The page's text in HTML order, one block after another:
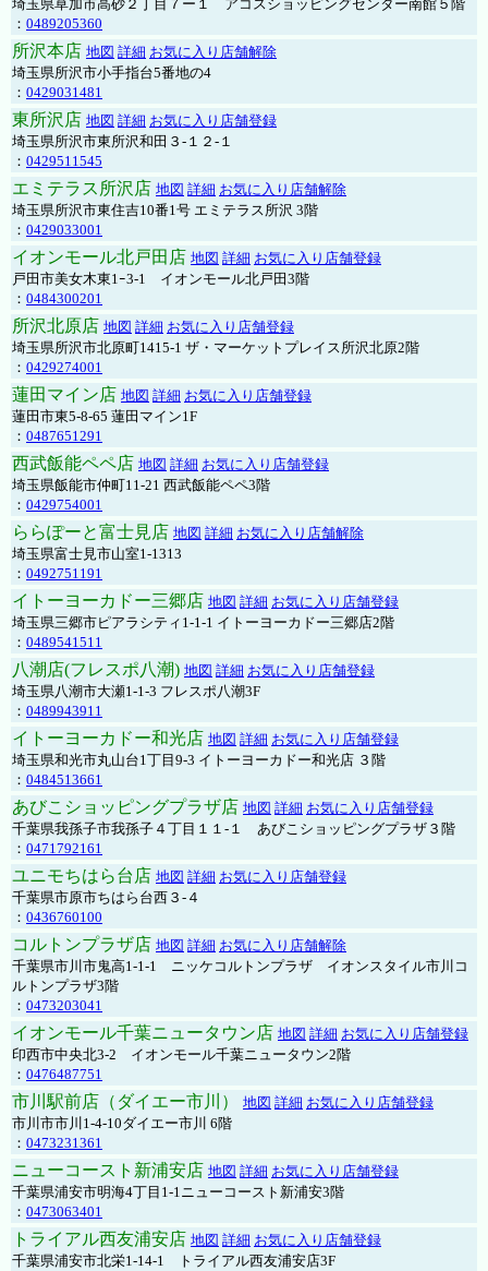
埼玉県草加市高砂２丁目７ー１ アコスショッピングセンター南館５階
： 0489205360
所沢本店 地図 詳細 お気に入り店舗解除
埼玉県所沢市小手指台5番地の4
： 0429031481
東所沢店 地図 詳細 お気に入り店舗登録
埼玉県所沢市東所沢和田３-１２-１
： 0429511545
エミテラス所沢店 地図 詳細 お気に入り店舗解除
埼玉県所沢市東住吉10番1号 エミテラス所沢 3階
： 0429033001
イオンモール北戸田店 地図 詳細 お気に入り店舗登録
戸田市美女木東1ｰ3‐1 イオンモール北戸田3階
： 0484300201
所沢北原店 地図 詳細 お気に入り店舗登録
埼玉県所沢市北原町1415-1 ザ・マーケットプレイス所沢北原2階
： 0429274001
蓮田マイン店 地図 詳細 お気に入り店舗登録
蓮田市東5-8-65 蓮田マイン1F
： 0487651291
西武飯能ペペ店 地図 詳細 お気に入り店舗登録
埼玉県飯能市仲町11-21 西武飯能ペペ3階
： 0429754001
ららぽーと富士見店 地図 詳細 お気に入り店舗解除
埼玉県富士見市山室1-1313
： 0492751191
イトーヨーカドー三郷店 地図 詳細 お気に入り店舗登録
埼玉県三郷市ピアラシティ1-1-1 イトーヨーカドー三郷店2階
： 0489541511
八潮店(フレスポ八潮) 地図 詳細 お気に入り店舗登録
埼玉県八潮市大瀬1-1-3 フレスポ八潮3F
： 0489943911
イトーヨーカドー和光店 地図 詳細 お気に入り店舗登録
埼玉県和光市丸山台1丁目9-3 イトーヨーカドー和光店 ３階
： 0484513661
あびこショッピングプラザ店 地図 詳細 お気に入り店舗登録
千葉県我孫子市我孫子４丁目１１-１ あびこショッピングプラザ３階
： 0471792161
ユニモちはら台店 地図 詳細 お気に入り店舗登録
千葉県市原市ちはら台西３-４
： 0436760100
コルトンプラザ店 地図 詳細 お気に入り店舗解除
千葉県市川市鬼高1-1-1 ニッケコルトンプラザ イオンスタイル市川コ
ルトンプラザ3階
： 0473203041
イオンモール千葉ニュータウン店 地図 詳細 お気に入り店舗登録
印西市中央北3-2 イオンモール千葉ニュータウン2階
： 0476487751
市川駅前店（ダイエー市川） 地図 詳細 お気に入り店舗登録
市川市市川1-4-10ダイエー市川 6階
： 0473231361
ニューコースト新浦安店 地図 詳細 お気に入り店舗登録
千葉県浦安市明海4丁目1-1ニューコースト新浦安3階
： 0473063401
トライアル西友浦安店 地図 詳細 お気に入り店舗登録
千葉県浦安市北栄1-14-1 トライアル西友浦安店3F